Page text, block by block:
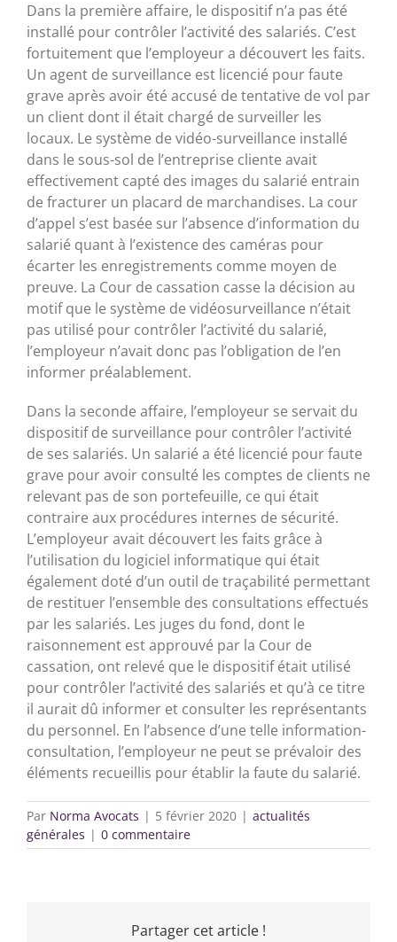
Dans la première affaire, le dispositif n’a pas été
installé pour contrôler l’activité des salariés. C’est
fortuitement que l’employeur a découvert les faits.
Un agent de surveillance est licencié pour faute
grave après avoir été accusé de tentative de vol par
un client dont il était chargé de surveiller les
locaux. Le système de vidéo-surveillance installé
dans le sous-sol de l’entreprise cliente avait
effectivement capté des images du salarié entrain
de fracturer un placard de marchandises. La cour
d’appel s’est basée sur l’absence d’information du
salarié quant à l’existence des caméras pour
écarter les enregistrements comme moyen de
preuve. La Cour de cassation casse la décision au
motif que le système de vidéosurveillance n’était
pas utilisé pour contrôler l’activité du salarié,
l’employeur n’avait donc pas l’obligation de l’en
informer préalablement.
Dans la seconde affaire, l’employeur se servait du
dispositif de surveillance pour contrôler l’activité
de ses salariés. Un salarié a été licencié pour faute
grave pour avoir consulté les comptes de clients ne
relevant pas de son portefeuille, ce qui était
contraire aux procédures internes de sécurité.
L’employeur avait découvert les faits grâce à
l’utilisation du logiciel informatique qui était
également doté d’un outil de traçabilité permettant
de restituer l’ensemble des consultations effectués
par les salariés. Les juges du fond, dont le
raisonnement est approuvé par la Cour de
cassation, ont relevé que le dispositif était utilisé
pour contrôler l’activité des salariés et qu’à ce titre
il aurait dû informer et consulter les représentants
du personnel. En l’absence d’une telle information-
consultation, l’employeur ne peut se prévaloir des
éléments recueillis pour établir la faute du salarié.
Par Norma Avocats | 5 février 2020 | actualités
générales | 0 commentaire
Partager cet article !